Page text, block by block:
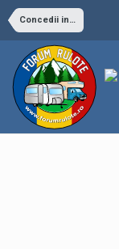
Concedii in afara tarii